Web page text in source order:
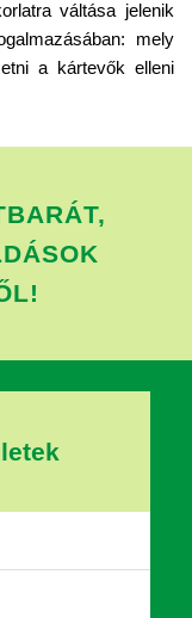
váltása jelenik
mely
a kártevők elleni